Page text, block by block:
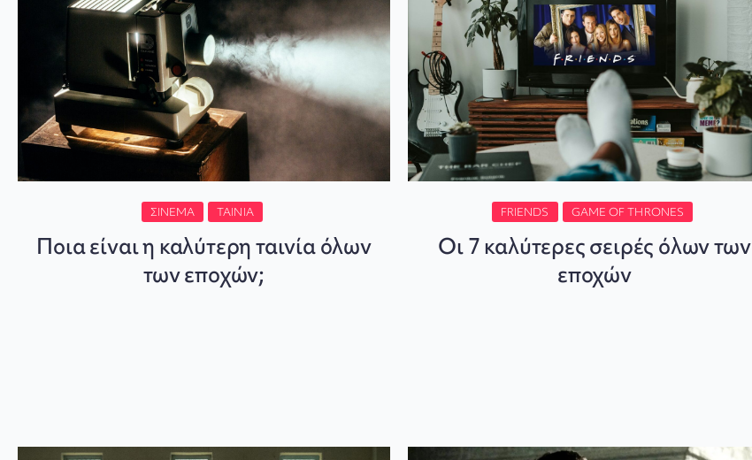
ΣΙΝΕΜΆ ΤΑΙΝΊΑ
Ποια είναι η καλύτερη ταινία όλων
των εποχών;
FRIENDS GAME OF THRONES
Οι 7 καλύτερες σειρές όλων των
εποχών